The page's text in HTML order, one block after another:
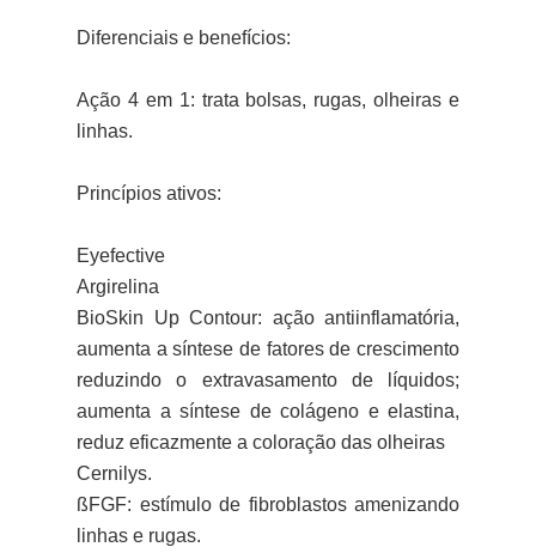
Diferenciais e benefícios:
Ação 4 em 1: trata bolsas, rugas, olheiras e
linhas.
Princípios ativos:
Eyefective
Argirelina
BioSkin Up Contour: ação antiinflamatória,
aumenta a síntese de fatores de crescimento
reduzindo o extravasamento de líquidos;
aumenta a síntese de colágeno e elastina,
reduz eficazmente a coloração das olheiras
Cernilys.
ßFGF: estímulo de fibroblastos amenizando
linhas e rugas.